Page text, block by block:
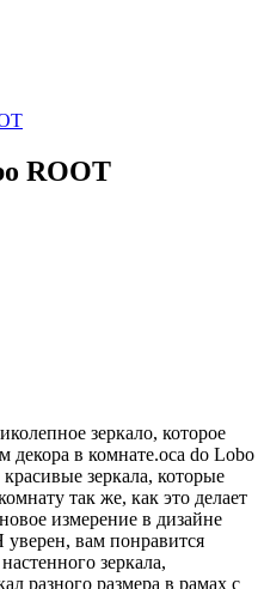
ROOT
зеркало, которое
декора в комнате.oca do Lobo
зеркала, которые
так же, как это делает
измерение в дизайне
вам понравится
зеркала,
разного размера в рамах с